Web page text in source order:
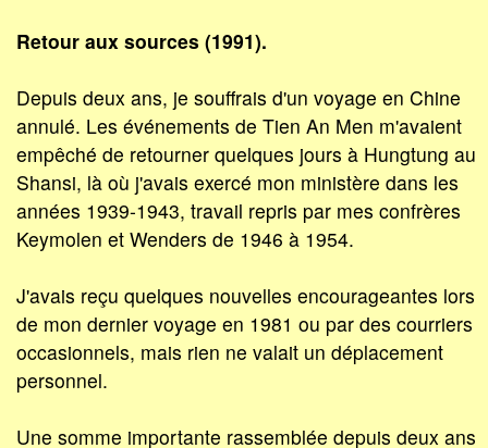
Retour aux sources (1991).
Depuis deux ans, je souffrais d'un voyage en Chine
annulé. Les événements de Tien An Men m'avaient
empêché de retourner quelques jours à Hungtung au
Shansi, là où j'avais exercé mon ministère dans les
années 1939-1943, travail repris par mes confrères
Keymolen et Wenders de 1946 à 1954.
J'avais reçu quelques nouvelles encourageantes lors
de mon dernier voyage en 1981 ou par des courriers
occasionnels, mais rien ne valait un déplacement
personnel.
Une somme importante rassemblée depuis deux ans